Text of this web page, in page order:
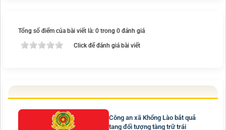
Tổng số điểm của bài viết là: 0 trong 0 đánh giá
Click để đánh giá bài viết